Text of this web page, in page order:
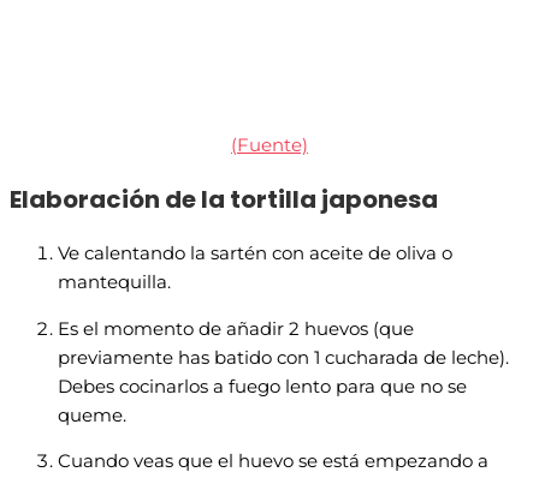
(Fuente)
Elaboración de la tortilla japonesa
Ve calentando la sartén con aceite de oliva o
mantequilla.
Es el momento de añadir 2 huevos (que
previamente has batido con 1 cucharada de leche).
Debes cocinarlos a fuego lento para que no se
queme.
Cuando veas que el huevo se está empezando a